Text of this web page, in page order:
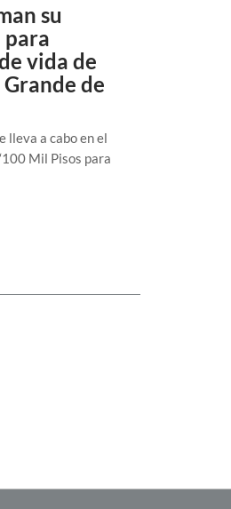
su
para
vida de
de
lleva a cabo en el
Mil Pisos para